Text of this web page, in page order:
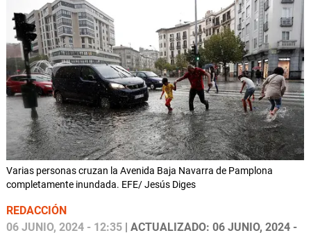
Varias personas cruzan la Avenida Baja Navarra de Pamplona
completamente inundada. EFE/ Jesús Diges
REDACCIÓN
06 JUNIO, 2024 - 12:35 | ACTUALIZADO: 06 JUNIO, 2024 -